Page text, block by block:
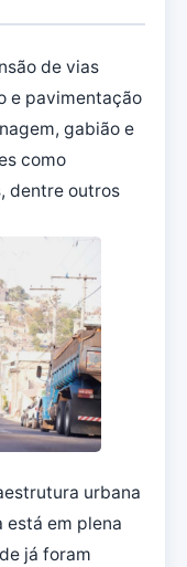
de vias
e pavimentação
gabião e
como
dentre outros
urbana
está em plena
já foram